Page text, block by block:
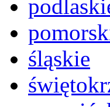
śląskie